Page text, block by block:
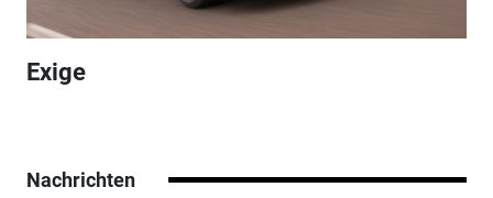
Exige
Nachrichten